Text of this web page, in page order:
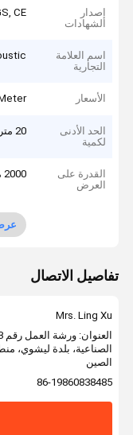
إصدار
الشهادات
CE
اسم العلامة
التجارية
الأسعار
الحد الأدنى
لكمية
20 متر مربع
القدرة على
العرض
2000 متر مربع شهريا
تفاصيل الاتصال
Mrs. Ling Xu
الصناعية، بلدة ليشوي،
الصين
86-19860838485